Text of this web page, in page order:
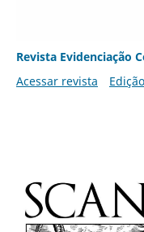
Revista Evidenciação
Acessar revista